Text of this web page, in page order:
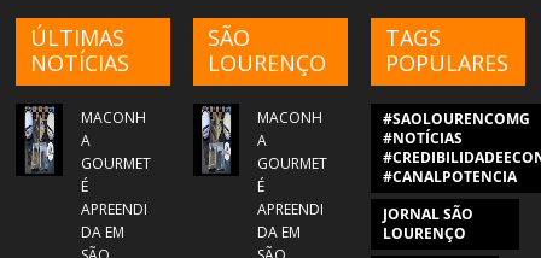
ÚLTIMAS
NOTÍCIAS
MACONH
A
GOURMET
É
APREENDI
DA EM
SÃO
LOURENÇO
MACONH
A
GOURMET
É
APREENDI
DA EM
TAGS
POPULARES
#SAOLOURENCOMG
#NOTÍCIAS
#CANALPOTENCIA
JORNAL SÃO
LOURENÇO